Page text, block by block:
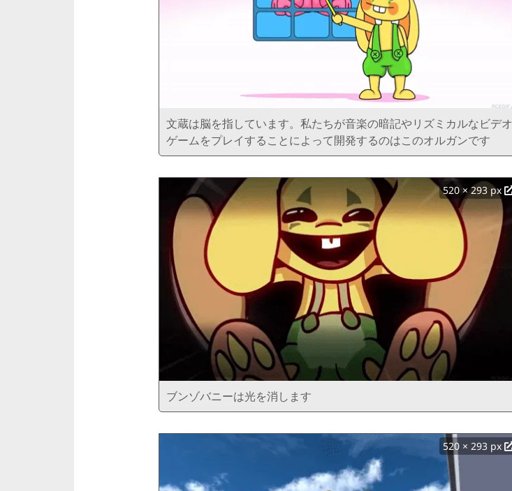
文蔵は脳を指しています。私たちが音楽の暗記やリズミカルなビデオ
ゲームをプレイすることによって開発するのはこのオルガンです
520 × 293 px
ブンゾバニーは光を消します
520 × 293 px